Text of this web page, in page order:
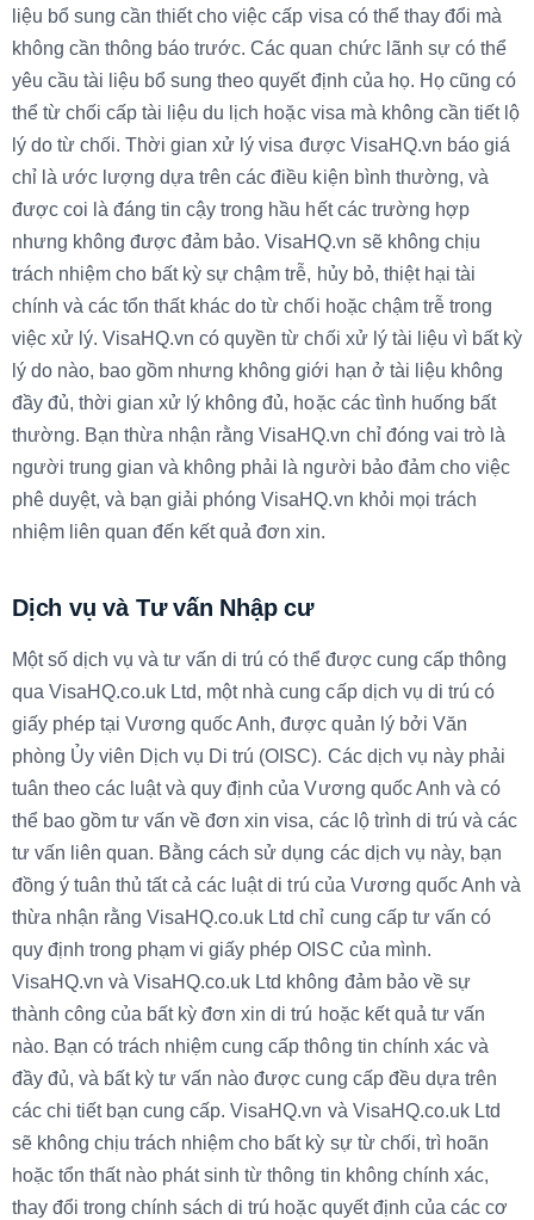
liệu bổ sung cần thiết cho việc cấp visa có thể thay đổi mà
không cần thông báo trước. Các quan chức lãnh sự có thể
yêu cầu tài liệu bổ sung theo quyết định của họ. Họ cũng có
thể từ chối cấp tài liệu du lịch hoặc visa mà không cần tiết lộ
lý do từ chối. Thời gian xử lý visa được VisaHQ.vn báo giá
chỉ là ước lượng dựa trên các điều kiện bình thường, và
được coi là đáng tin cậy trong hầu hết các trường hợp
nhưng không được đảm bảo. VisaHQ.vn sẽ không chịu
trách nhiệm cho bất kỳ sự chậm trễ, hủy bỏ, thiệt hại tài
chính và các tổn thất khác do từ chối hoặc chậm trễ trong
việc xử lý. VisaHQ.vn có quyền từ chối xử lý tài liệu vì bất kỳ
lý do nào, bao gồm nhưng không giới hạn ở tài liệu không
đầy đủ, thời gian xử lý không đủ, hoặc các tình huống bất
thường. Bạn thừa nhận rằng VisaHQ.vn chỉ đóng vai trò là
người trung gian và không phải là người bảo đảm cho việc
phê duyệt, và bạn giải phóng VisaHQ.vn khỏi mọi trách
nhiệm liên quan đến kết quả đơn xin.
Dịch vụ và Tư vấn Nhập cư
Một số dịch vụ và tư vấn di trú có thể được cung cấp thông
qua VisaHQ.co.uk Ltd, một nhà cung cấp dịch vụ di trú có
giấy phép tại Vương quốc Anh, được quản lý bởi Văn
phòng Ủy viên Dịch vụ Di trú (OISC). Các dịch vụ này phải
tuân theo các luật và quy định của Vương quốc Anh và có
thể bao gồm tư vấn về đơn xin visa, các lộ trình di trú và các
tư vấn liên quan. Bằng cách sử dụng các dịch vụ này, bạn
đồng ý tuân thủ tất cả các luật di trú của Vương quốc Anh và
thừa nhận rằng VisaHQ.co.uk Ltd chỉ cung cấp tư vấn có
quy định trong phạm vi giấy phép OISC của mình.
VisaHQ.vn và VisaHQ.co.uk Ltd không đảm bảo về sự
thành công của bất kỳ đơn xin di trú hoặc kết quả tư vấn
nào. Bạn có trách nhiệm cung cấp thông tin chính xác và
đầy đủ, và bất kỳ tư vấn nào được cung cấp đều dựa trên
các chi tiết bạn cung cấp. VisaHQ.vn và VisaHQ.co.uk Ltd
sẽ không chịu trách nhiệm cho bất kỳ sự từ chối, trì hoãn
hoặc tổn thất nào phát sinh từ thông tin không chính xác,
thay đổi trong chính sách di trú hoặc quyết định của các cơ